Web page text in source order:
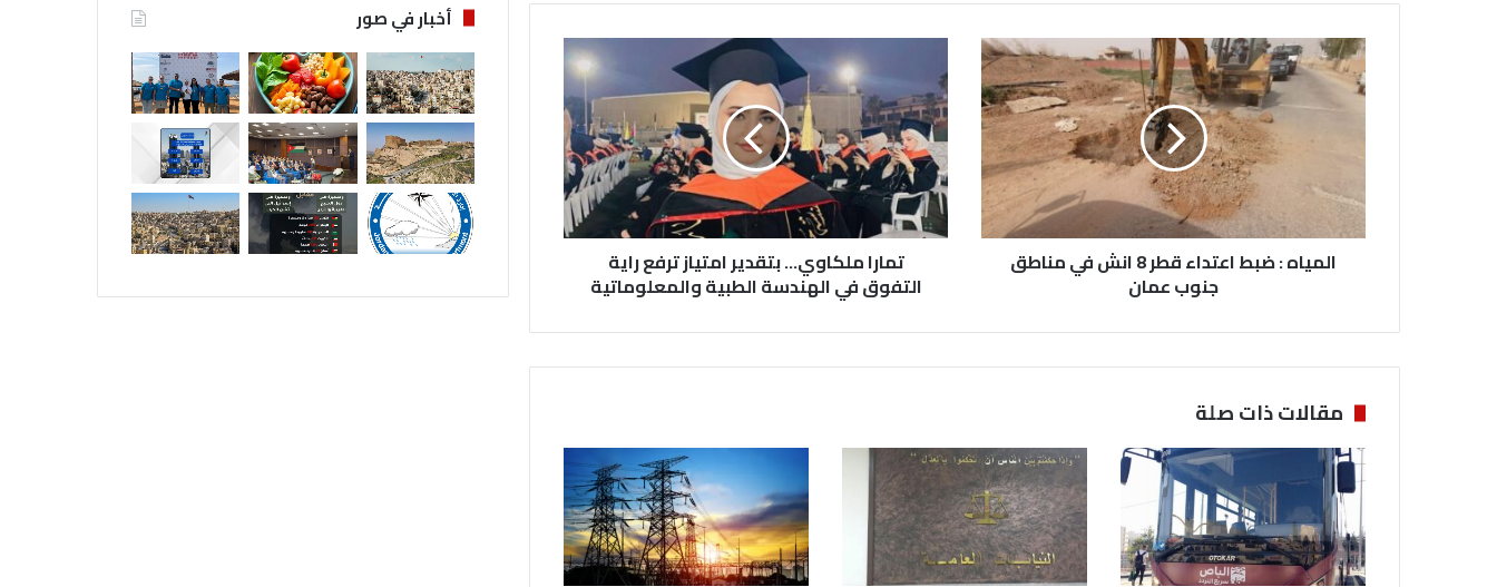
ا
ل
م
ه
ض
ب
ت
ا
ء
ق
ط
ر
8
ن
ش
المياه : ضبط اعتداء قطر 8 انش في مناطق
جنوب عمان
م
ا
ر
ا
م
ل
ك
ا
ب
ق
ر
ا
م
ت
ي
ا
تمارا ملكاوي… بتقدير امتياز ترفع راية
التفوق في الهندسة الطبية والمعلوماتية
مقالات ذات صلة
أخبار في صور